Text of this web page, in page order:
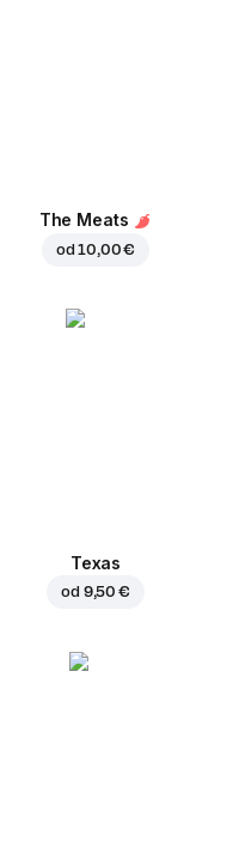
The Meats
od10,00 €
Texas
od 9,50 €